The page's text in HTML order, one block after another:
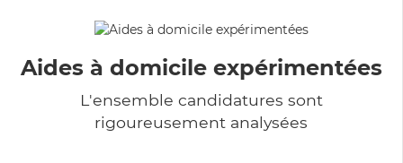
Aides à domicile expérimentées
L'ensemble candidatures sont
rigoureusement analysées